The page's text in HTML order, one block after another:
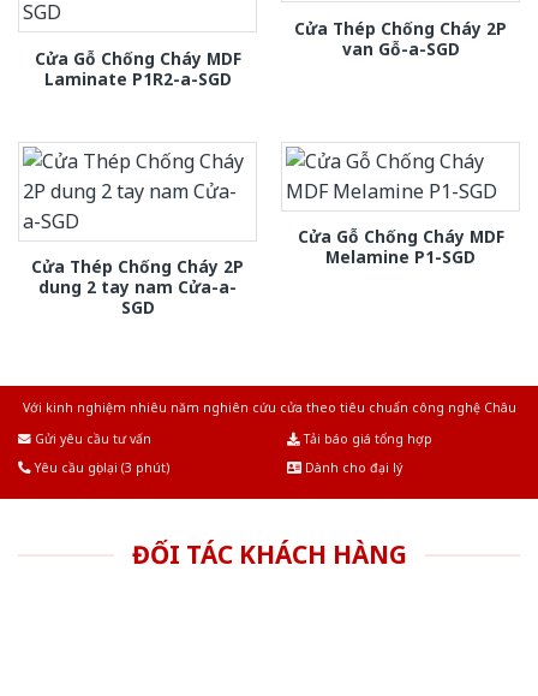
Cửa Gỗ Chống Cháy MDF
Laminate P1R2-a-SGD
Cửa Thép Chống Cháy 2P
van Gỗ-a-SGD
Cửa Thép Chống Cháy 2P
dung 2 tay nam Cửa-a-
SGD
Cửa Gỗ Chống Cháy MDF
Melamine P1-SGD
Với kinh nghiệm nhiêu năm nghiên cứu cửa theo tiêu chuẩn công nghệ Châu
Gửi yêu cầu tư vấn
Tải báo giá tổng hợp
Yêu cầu gọi lại (3 phút)
Dành cho đại lý
ĐỐI TÁC KHÁCH HÀNG